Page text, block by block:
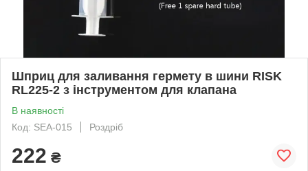
Шприц для заливання гермету в шини RISK
RL225-2 з інструментом для клапана
В наявності
Код: SEA-015
Роздріб
222 ₴